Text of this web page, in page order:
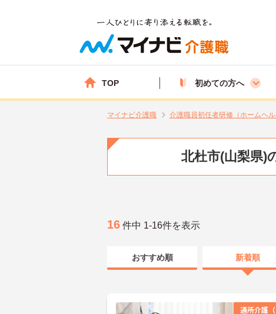
TOP 初めての方へ
マイナビ介護職 介護職員初任者研修（ホームヘル
北杜市(山梨県)
16 件中 1-16件を表示
おすすめ順 新着順
通所介護（